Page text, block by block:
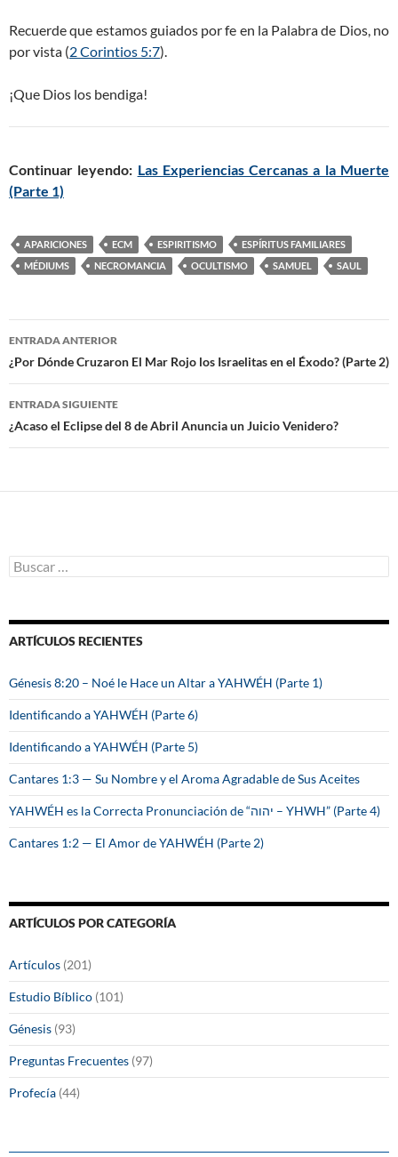
Recuerde que estamos guiados por fe en la Palabra de Dios, no
por vista (2 Corintios 5:7).
¡Que Dios los bendiga!
Continuar leyendo: Las Experiencias Cercanas a la Muerte
(Parte 1)
APARICIONES ECM ESPIRITISMO
ESPÍRITUS FAMILIARES
MÉDIUMS
NECROMANCIA OCULTISMO SAMUEL SAUL
Navegación
de
entradas
ENTRADA ANTERIOR
¿Por Dónde Cruzaron El Mar Rojo los Israelitas en el Éxodo? (Parte 2)
ENTRADA SIGUIENTE
¿Acaso el Eclipse del 8 de Abril Anuncia un Juicio Venidero?
B
u
a
r
ARTÍCULOS RECIENTES
Génesis 8:20 – Noé le Hace un Altar a YAHWÉH (Parte 1)
Identificando a YAHWÉH (Parte 6)
Identificando a YAHWÉH (Parte 5)
Cantares 1:3 — Su Nombre y el Aroma Agradable de Sus Aceites
YAHWÉH es la Correcta Pronunciación de “יהוה – YHWH” (Parte 4)
Cantares 1:2 — El Amor de YAHWÉH (Parte 2)
ARTÍCULOS POR CATEGORÍA
Artículos (201)
Estudio Bíblico (101)
Génesis (93)
Preguntas Frecuentes (97)
Profecía (44)